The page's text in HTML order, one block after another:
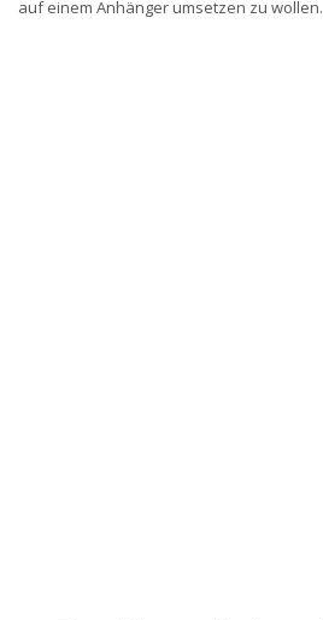
auf einem Anhänger umsetzen zu wollen.